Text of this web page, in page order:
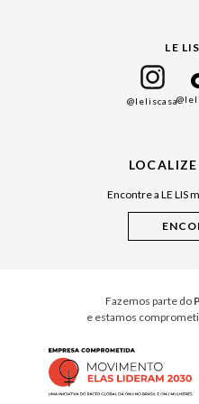
Cuidados Casa
LE
@leliscasa
Encontre a LE LIS
Fazemos parte do
e estamos